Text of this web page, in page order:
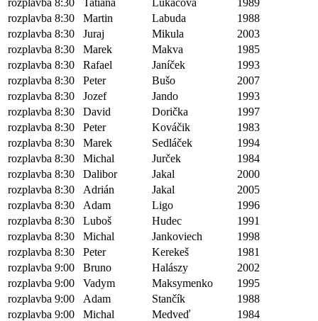
rozplavba 8:30
Martin Labuda
1988
rozplavba 8:30
Juraj Mikula
2003
rozplavba 8:30
Marek Makva
1985
rozplavba 8:30
Rafael Janíček
1993
rozplavba 8:30
Peter Bušo
2007
rozplavba 8:30
Jozef Jando
1993
rozplavba 8:30
David Dorička
1997
rozplavba 8:30
Peter Kováčik
1983
rozplavba 8:30
Marek Sedláček
1994
rozplavba 8:30
Michal Jurček
1984
rozplavba 8:30
Dalibor Jakal
2000
rozplavba 8:30
Adrián Jakal
2005
rozplavba 8:30
Adam Ligo
1996
rozplavba 8:30
Luboš Hudec
1991
rozplavba 8:30
Michal Jankoviech
1998
rozplavba 8:30
Peter Kerekeš
1981
rozplavba 9:00
Bruno Halászy
2002
rozplavba 9:00
Vadym Maksymenko
1995
rozplavba 9:00
Adam Stančík
1988
rozplavba 9:00
Michal Medveď
1984